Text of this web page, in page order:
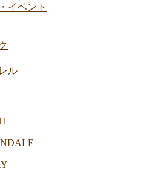
イベント
ル